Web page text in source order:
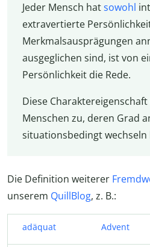
Jeder Mensch hatsowohl
extravertierte
Merkmalsausprägungen
ausgeglichen sind, ist von
Persönlichkeit die Rede.
Diese
Menschen zu, deren Grad
situationsbedingt wechseln
Die Definition weiterer
unserem QuillBlog, z. B.:
adäquat Advent